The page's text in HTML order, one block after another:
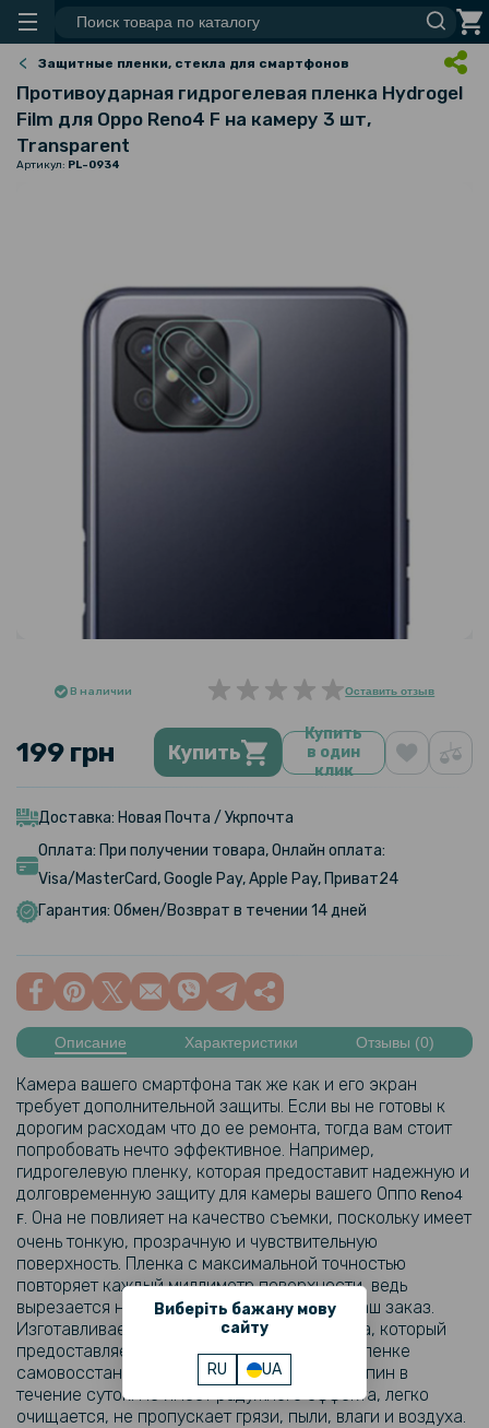
Виберіть бажану мову
сайту
RU UA
Защитные пленки, стекла для смартфонов
Противоударная гидрогелевая пленка Hydrogel
Film для Oppo Reno4 F на камеру 3 шт,
Transparent
Артикул: PL-0934
В наличии Оставить отзыв
199 грн Купить
Купить
в один
клик
Доставка: Новая Почта / Укрпочта
Оплата: При получении товара, Онлайн оплата:
Visa/MasterCard, Google Pay, Apple Pay, Приват24
Гарантия: Обмен/Возврат в течении 14 дней
Описание Характеристики Отзывы (0)
Камера вашего смартфона так же как и его экран
требует дополнительной защиты. Если вы не готовы к
дорогим расходам что до ее ремонта, тогда вам стоит
попробовать нечто эффективное. Например,
гидрогелевую пленку, которая предоставит надежную и
долговременную защиту для камеры вашего Оппо Reno4
F. Она не повлияет на качество съемки, поскольку имеет
очень тонкую, прозрачную и чувствительную
поверхность. Пленка с максимальной точностью
повторяет каждый миллиметр поверхности, ведь
вырезается на плоттере специально под ваш заказ.
Изготавливается из эластичного материала, который
предоставляет прекрасную возможность пленке
самовосстанавливаться после легких царапин в
течение суток. Не имеет радужного эффекта, легко
очищается, не пропускает грязи, пыли, влаги и воздуха.